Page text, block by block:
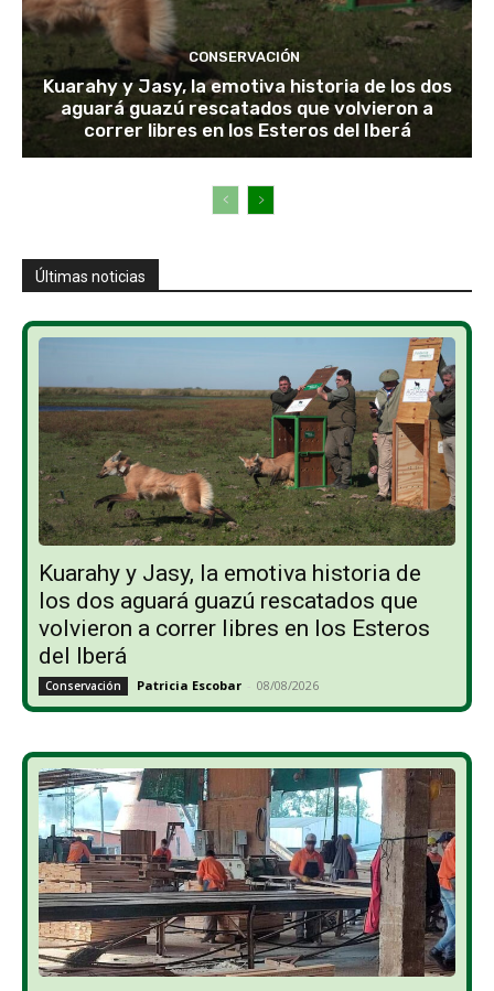
CONSERVACIÓN
Kuarahy y Jasy, la emotiva historia de los dos
aguará guazú rescatados que volvieron a
correr libres en los Esteros del Iberá
Últimas noticias
Kuarahy y Jasy, la emotiva historia de
los dos aguará guazú rescatados que
volvieron a correr libres en los Esteros
del Iberá
Conservación Patricia Escobar - 08/08/2026